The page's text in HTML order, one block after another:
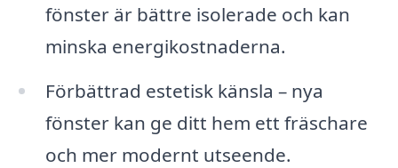
fönster är bättre isolerade och kan
minska energikostnaderna.
Förbättrad estetisk känsla – nya
fönster kan ge ditt hem ett fräschare
och mer modernt utseende.